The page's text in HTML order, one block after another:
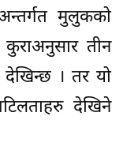
मुलुकको
कुराअनुसार तीन
। तर यो
देखिने